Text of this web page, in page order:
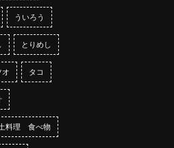
ういろう
とりめし
オ タコ
料理 食べ物